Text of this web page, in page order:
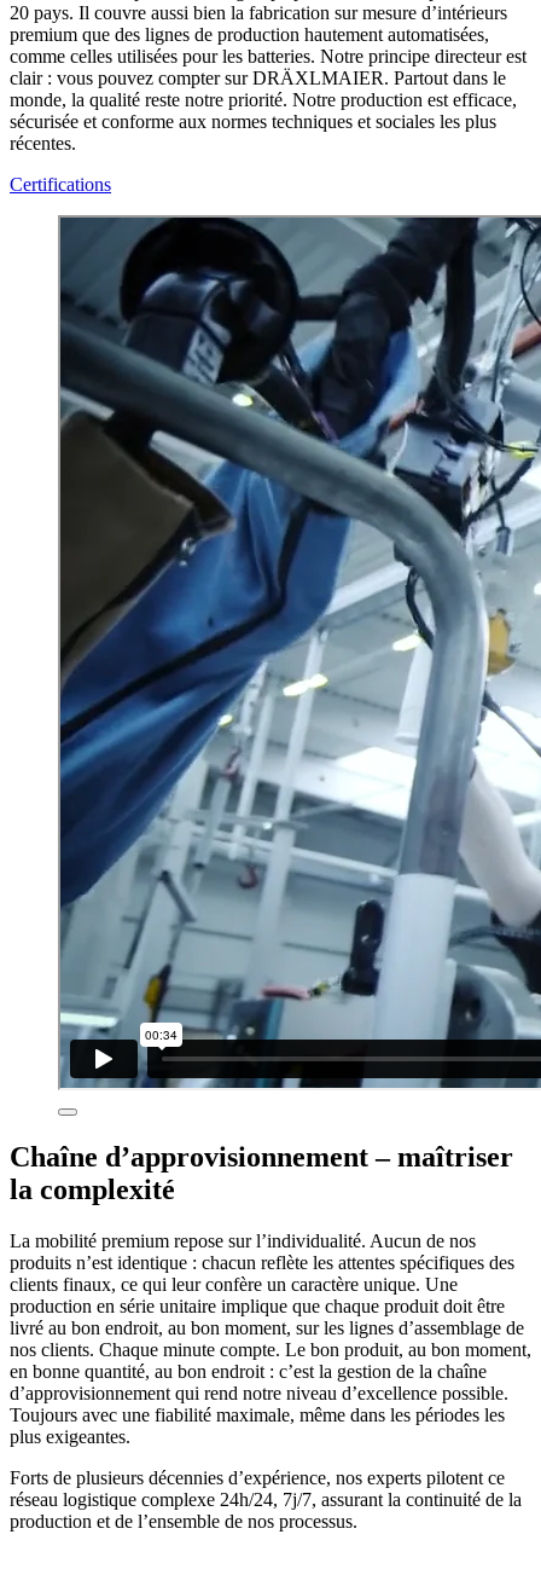
20 pays. Il couvre aussi bien la fabrication sur mesure d’intérieurs
premium que des lignes de production hautement automatisées,
comme celles utilisées pour les batteries. Notre principe directeur est
clair : vous pouvez compter sur DRÄXLMAIER. Partout dans le
monde, la qualité reste notre priorité. Notre production est efficace,
sécurisée et conforme aux normes techniques et sociales les plus
récentes.
Certifications
Chaîne d’approvisionnement – maîtriser
la complexité
La mobilité premium repose sur l’individualité. Aucun de nos
produits n’est identique : chacun reflète les attentes spécifiques des
clients finaux, ce qui leur confère un caractère unique. Une
production en série unitaire implique que chaque produit doit être
livré au bon endroit, au bon moment, sur les lignes d’assemblage de
nos clients. Chaque minute compte. Le bon produit, au bon moment,
en bonne quantité, au bon endroit : c’est la gestion de la chaîne
d’approvisionnement qui rend notre niveau d’excellence possible.
Toujours avec une fiabilité maximale, même dans les périodes les
plus exigeantes.
Forts de plusieurs décennies d’expérience, nos experts pilotent ce
réseau logistique complexe 24h/24, 7j/7, assurant la continuité de la
production et de l’ensemble de nos processus.